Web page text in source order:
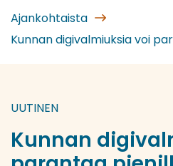
Ajankohtaista
Kunnan digivalmiuksia voi
UUTINEN
Kunnan